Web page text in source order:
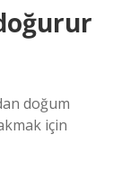
doğum
için